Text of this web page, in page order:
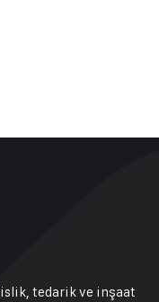
tedarik ve inşaat